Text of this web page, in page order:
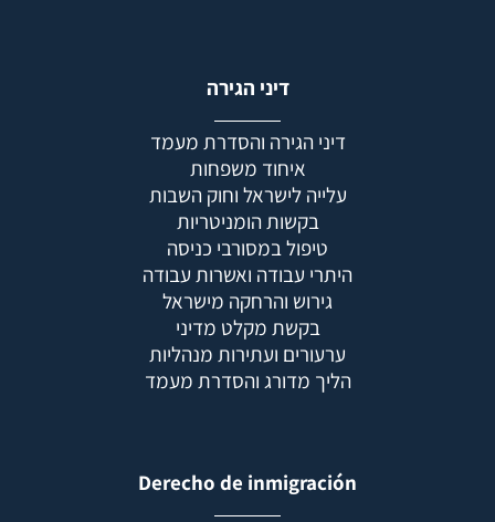
דיני הגירה
דיני הגירה והסדרת מעמד
איחוד משפחות
עלייה לישראל וחוק השבות
בקשות הומניטריות
טיפול במסורבי כניסה
היתרי עבודה ואשרות עבודה
גירוש והרחקה מישראל
בקשת מקלט מדיני
ערעורים ועתירות מנהליות
הליך מדורג והסדרת מעמד
Derecho de inmigración